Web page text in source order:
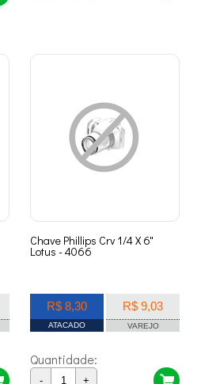
Chave Phillips Crv 1/4 X 6"
Lotus - 4066
R$ 8,30
ATACADO
R$ 9,03
VAREJO
Quantidade:
- +